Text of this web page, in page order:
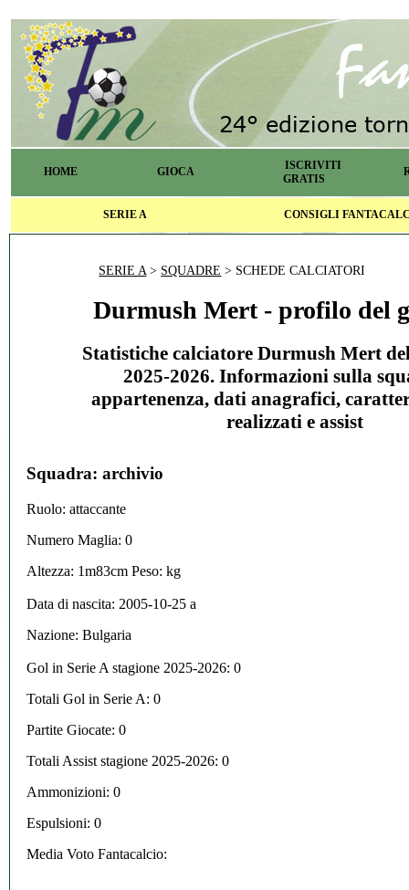
HOME GIOCA
ISCRIVITI
GRATIS
SERIE A CONSIGLI
SERIE A> SQUADRE > SCHEDE CALCIATORI
Durmush Mert - profilo del
Statistiche calciatore Durmush Mert
2025-2026. Informazioni sulla
appartenenza, dati anagrafici,
realizzati e assist
Squadra: archivio
Ruolo: attaccante
Numero Maglia: 0
Altezza: 1m83cm Peso: kg
Data di nascita: 2005-10-25 a
Nazione: Bulgaria
Gol in Serie A stagione 2025-2026: 0
Totali Gol in Serie A: 0
Partite Giocate: 0
Totali Assist stagione 2025-2026: 0
Ammonizioni: 0
Espulsioni: 0
Media Voto Fantacalcio: